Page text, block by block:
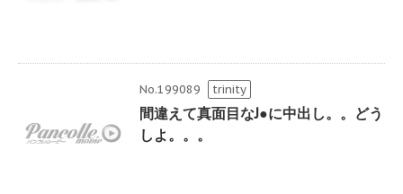
No.199089 trinity
間違えて真面目なJ●に中出し。。どう
しよ。。。